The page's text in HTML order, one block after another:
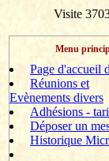
Visite
Menu
Page d'accueil
Réunions et
Evènements divers
Adhésions -
Déposer un
Historique